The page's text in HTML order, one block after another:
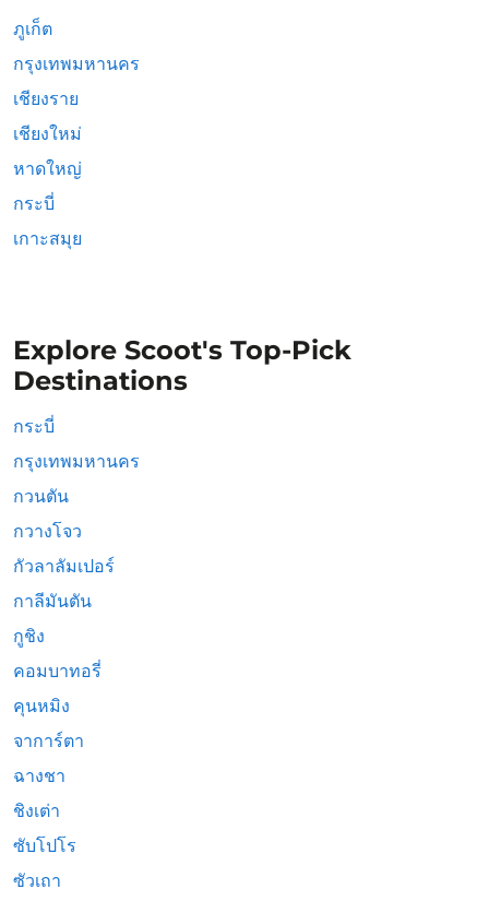
ภูเก็ต
กรุงเทพมหานคร
เชียงราย
เชียงใหม่
หาดใหญ่
กระบี่
เกาะสมุย
Explore Scoot's Top-Pick
Destinations
กระบี่
กรุงเทพมหานคร
กวนตัน
กวางโจว
กัวลาลัมเปอร์
กาลีมันตัน
กูชิง
คอมบาทอรี่
คุนหมิง
จาการ์ตา
ฉางชา
ชิงเต่า
ซับโปโร
ซัวเถา